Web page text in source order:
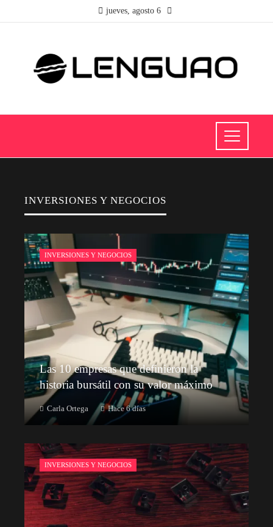
jueves, agosto 6
INVERSIONES Y NEGOCIOS
INVERSIONES Y NEGOCIOS
Las 10 empresas que definieron la
historia bursátil con su valor máximo
Carla Ortega Hace 6 días
INVERSIONES Y NEGOCIOS